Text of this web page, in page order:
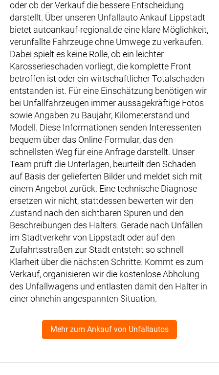
oder ob der Verkauf die bessere Entscheidung
darstellt. Über unseren Unfallauto Ankauf Lippstadt
bietet autoankauf-regional.de eine klare Möglichkeit,
verunfallte Fahrzeuge ohne Umwege zu verkaufen.
Dabei spielt es keine Rolle, ob ein leichter
Karosserieschaden vorliegt, die komplette Front
betroffen ist oder ein wirtschaftlicher Totalschaden
entstanden ist. Für eine Einschätzung benötigen wir
bei Unfallfahrzeugen immer aussagekräftige Fotos
sowie Angaben zu Baujahr, Kilometerstand und
Modell. Diese Informationen senden Interessenten
bequem über das Online-Formular, das den
schnellsten Weg für eine Anfrage darstellt. Unser
Team prüft die Unterlagen, beurteilt den Schaden
auf Basis der gelieferten Bilder und meldet sich mit
einem Angebot zurück. Eine technische Diagnose
ersetzen wir nicht, stattdessen bewerten wir den
Zustand nach den sichtbaren Spuren und den
Beschreibungen des Halters. Gerade nach Unfällen
im Stadtverkehr von Lippstadt oder auf den
Zufahrtsstraßen zur Stadt entsteht so schnell
Klarheit über die nächsten Schritte. Kommt es zum
Verkauf, organisieren wir die kostenlose Abholung
des Unfallwagens und entlasten damit den Halter in
einer ohnehin angespannten Situation.
Mehr zum Ankauf von Unfallautos